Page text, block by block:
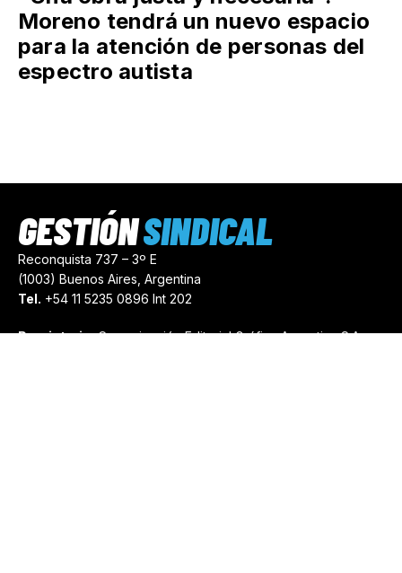
Moreno tendrá un nuevo espacio
para la atención de personas del
espectro autista
Reconquista 737 – 3º E
(1003) Buenos Aires, Argentina
Tel. +54 11 5235 0896 Int 202
Propietario:Comunicación Editorial Gráfica Argentina S.A.
GESTIÓNSINDICAL